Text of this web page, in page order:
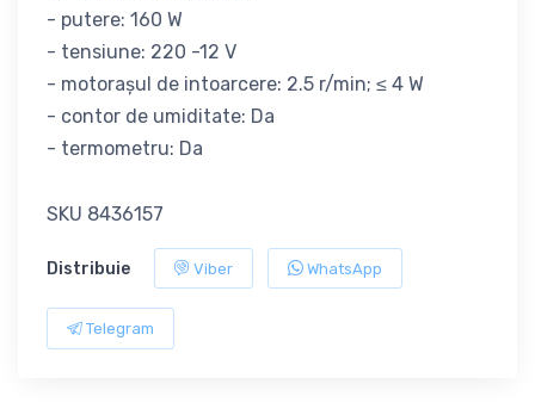
- putere: 160 W
- tensiune: 220 -12 V
- motorașul de intoarcere: 2.5 r/min; ≤ 4 W
- contor de umiditate: Da
- termometru: Da
SKU 8436157
Distribuie Viber WhatsApp
Telegram